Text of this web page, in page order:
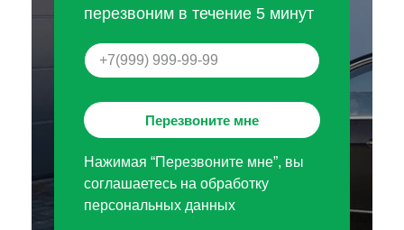
перезвоним в течение 5 минут
Перезвоните мне
Нажимая “Перезвоните мне”, вы
соглашаетесь на обработку
персональных данных